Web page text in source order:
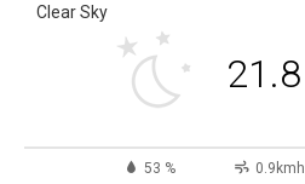
Clear Sky
21.8
53 % 0.9kmh